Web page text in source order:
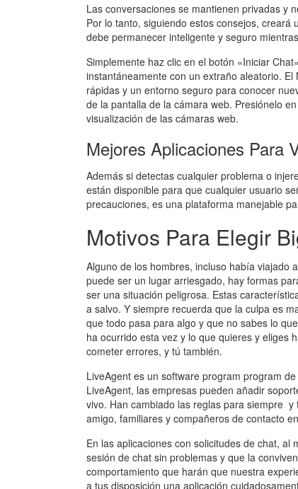
Las conversaciones se mantienen privadas y
Por lo tanto, siguiendo estos consejos,
debe permanecer inteligente y seguro
Simplemente haz clic en el botón «Iniciar
instantáneamente con un extraño aleatorio.
rápidas y un entorno seguro para conocer
de la pantalla de la cámara web. Presiónelo
visualización de las cámaras web.
Mejores Aplicaciones Para
Además si detectas cualquier problema o
están disponible para que cualquier usuario
precauciones, es una plataforma manejable
Motivos Para Elegir
Alguno de los hombres, incluso había viajado
puede ser un lugar arriesgado, hay formas
ser una situación peligrosa. Estas
a salvo. Y siempre recuerda que la culpa es
que todo pasa para algo y que no sabes lo
ha ocurrido esta vez y lo que quieres y eliges
cometer errores, y tú también.
LiveAgent es un software program program
LiveAgent, las empresas pueden añadir
vivo. Han cambiado las reglas para siempre
amigo, familiares y compañeros de contacto
En las aplicaciones con solicitudes de chat,
sesión de chat sin problemas y que la
comportamiento que harán que nuestra
a tus disposición una aplicación